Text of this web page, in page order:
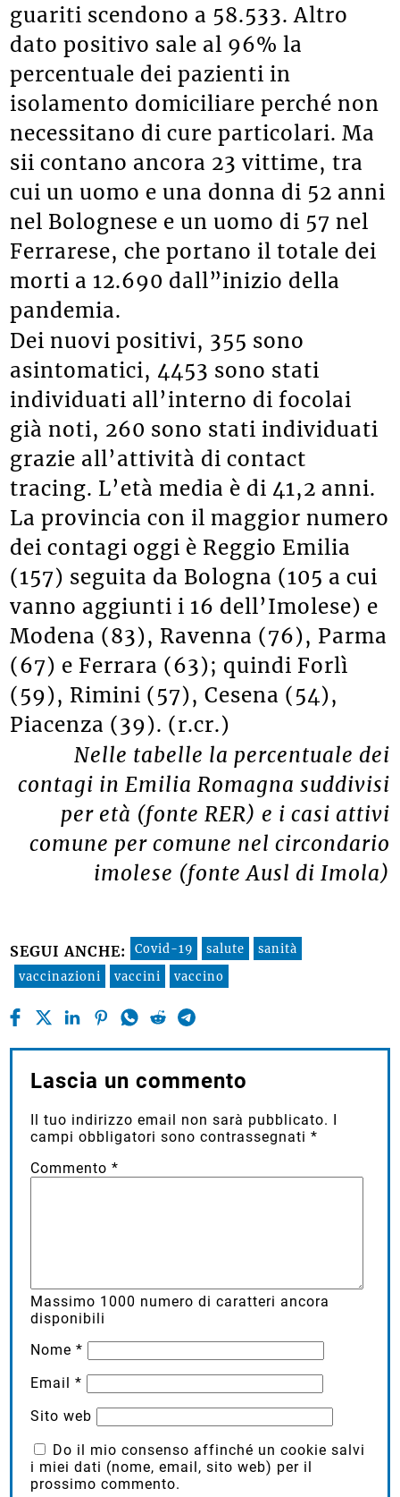
guariti scendono a 58.533. Altro
dato positivo sale al 96% la
percentuale dei pazienti in
isolamento domiciliare perché non
necessitano di cure particolari. Ma
sii contano ancora 23 vittime, tra
cui un uomo e una donna di 52 anni
nel Bolognese e un uomo di 57 nel
Ferrarese, che portano il totale dei
morti a 12.690 dall”inizio della
pandemia.
Dei nuovi positivi, 355 sono
asintomatici, 4453 sono stati
individuati all’interno di focolai
già noti, 260 sono stati individuati
grazie all’attività di contact
tracing. L’età media è di 41,2 anni.
La provincia con il maggior numero
dei contagi oggi è Reggio Emilia
(157) seguita da Bologna (105 a cui
vanno aggiunti i 16 dell’Imolese) e
Modena (83), Ravenna (76), Parma
(67) e Ferrara (63); quindi Forlì
(59), Rimini (57), Cesena (54),
Piacenza (39). (r.cr.)
Nelle tabelle la percentuale dei
contagi in Emilia Romagna suddivisi
per età (fonte RER) e i casi attivi
comune per comune nel circondario
imolese (fonte Ausl di Imola)
SEGUI ANCHE: Covid-19 salute
sanità
vaccinazioni
vaccini vaccino
Lascia un commento
Il tuo indirizzo email non sarà pubblicato. I
campi obbligatori sono contrassegnati*
Commento*
Massimo 1000 numero di caratteri ancora
disponibili
Nome*
Email*
Sito web
Do il mio consenso affinché un cookie salvi
i miei dati (nome, email, sito web) per il
prossimo commento.